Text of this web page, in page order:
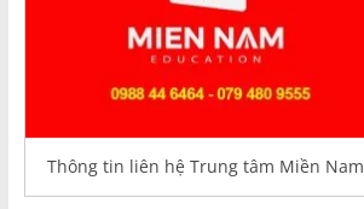
Thông tin liên hệ Trung tâm Miền Nam